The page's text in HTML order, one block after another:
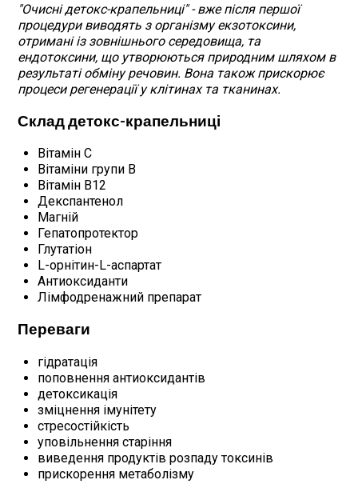
"Очисні детокс-крапельниці" - вже після першої
процедури виводять з організму екзотоксини,
отримані із зовнішнього середовища, та
ендотоксини, що утворюються природним шляхом в
результаті обміну речовин. Вона також прискорює
процеси регенерації у клітинах та тканинах.
Склад детокс-крапельниці
Вітамін С
Вітаміни групи В
Вітамін В12
Декспантенол
Магній
Гепатопротектор
Глутатіон
L-орнітин-L-аспартат
Антиоксиданти
Лімфодренажний препарат
Переваги
гідратація
поповнення антиоксидантів
детоксикація
зміцнення імунітету
стресостійкість
уповільнення старіння
виведення продуктів розпаду токсинів
прискорення метаболізму